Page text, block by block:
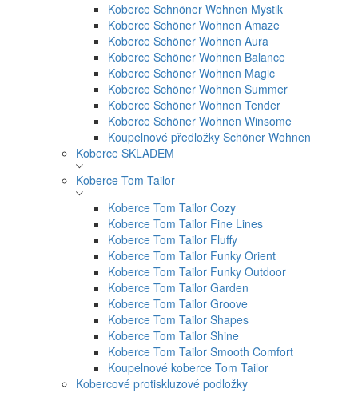
Koberce Schnöner Wohnen Mystik
Koberce Schöner Wohnen Amaze
Koberce Schöner Wohnen Aura
Koberce Schöner Wohnen Balance
Koberce Schöner Wohnen Magic
Koberce Schöner Wohnen Summer
Koberce Schöner Wohnen Tender
Koberce Schöner Wohnen Winsome
Koupelnové předložky Schöner Wohnen
Koberce SKLADEM
Koberce Tom Tailor
Koberce Tom Tailor Cozy
Koberce Tom Tailor Fine Lines
Koberce Tom Tailor Fluffy
Koberce Tom Tailor Funky Orient
Koberce Tom Tailor Funky Outdoor
Koberce Tom Tailor Garden
Koberce Tom Tailor Groove
Koberce Tom Tailor Shapes
Koberce Tom Tailor Shine
Koberce Tom Tailor Smooth Comfort
Koupelnové koberce Tom Tailor
Kobercové protiskluzové podložky